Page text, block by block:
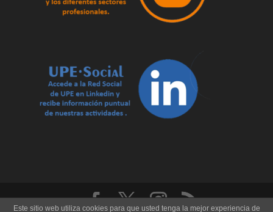
Este sitio web utiliza cookies para que usted tenga la mejor experiencia de